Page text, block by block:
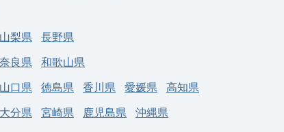
山梨県
長野県
奈良県
和歌山県
山口県 徳島県 香川県 愛媛県
高知県
大分県 宮崎県 鹿児島県 沖縄県